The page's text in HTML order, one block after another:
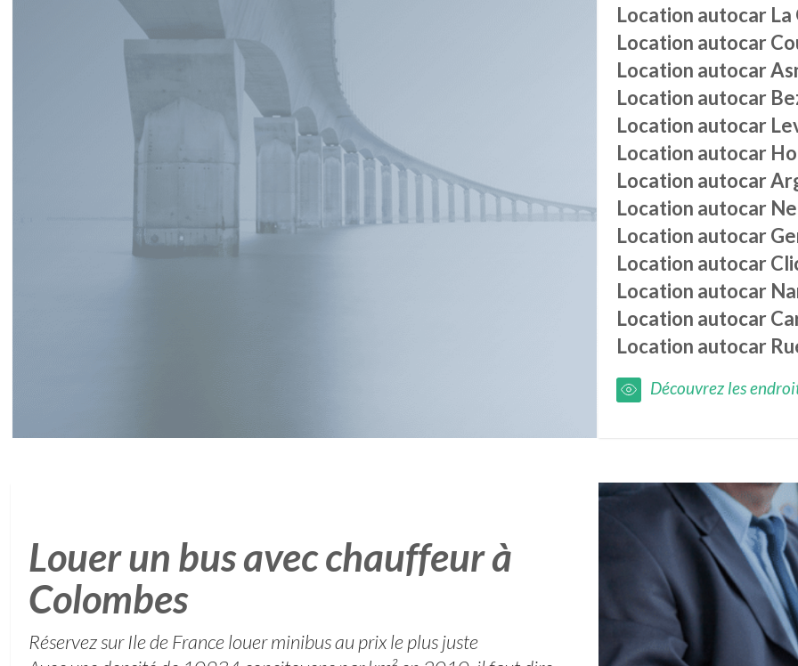
Location autocar
Location autocar
Location autocar
Location autocar
Location autocar
Location autocar
Location autocar
Location autocar
Location autocar
Location autocar
Location autocar
Location autocar
Location autocar
Découvrez les
Louer un bus avec chauffeur à
Colombes
Réservez sur Ile de France louer minibus au prix le plus juste